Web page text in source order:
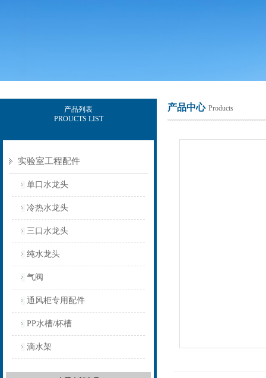
产品列表
PROUCTS LIST
实验室工程配件
单口水龙头
冷热水龙头
三口水龙头
纯水龙头
气阀
通风柜专用配件
PP水槽/杯槽
滴水架
产品中心 Products